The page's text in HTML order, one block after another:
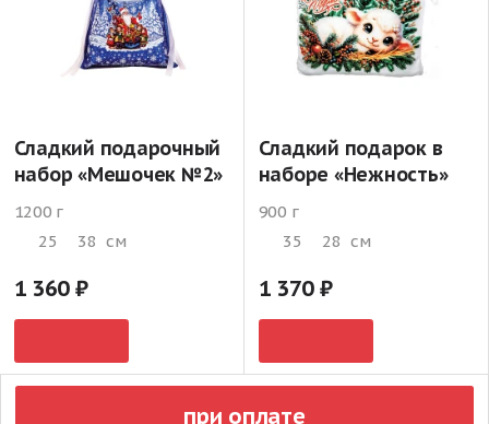
Сладкий подарочный
набор «Мешочек №2»
1200 г
25
38 см
1 360
Сладкий подарок в
наборе «Нежность»
900 г
35
28 см
1 370
при оплате